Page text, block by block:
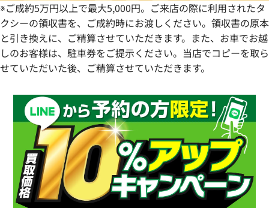
※ご成約5万円以上で最大5,000円。ご来店の際に利用されたタ
クシーの領収書を、ご成約時にお渡しください。領収書の原本
と引き換えに、ご精算させていただきます。また、お車でお越
しのお客様は、駐車券をご提示ください。当店でコピーを取ら
せていただいた後、ご精算させていただきます。